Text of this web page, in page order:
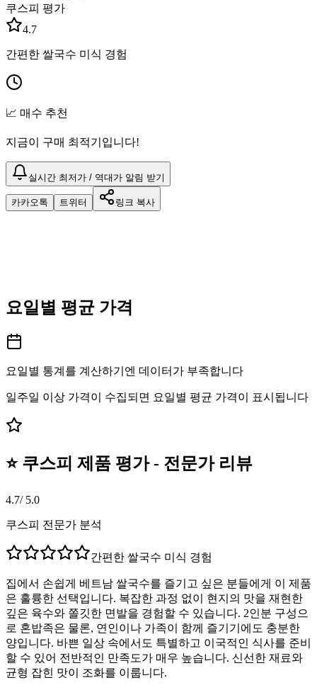
쿠스피 평가
4.7
간편한 쌀국수 미식 경험
📈 매수 추천
지금이 구매 최적기입니다!
실시간 최저가 / 역대가 알림 받기
카카오톡 트위터 링크 복사
요일별 평균 가격
요일별 통계를 계산하기엔 데이터가 부족합니다
일주일 이상 가격이 수집되면 요일별 평균 가격이 표시됩니다
⭐ 쿠스피 제품 평가 - 전문가 리뷰
4.7/ 5.0
쿠스피 전문가 분석
간편한 쌀국수 미식 경험
집에서 손쉽게 베트남 쌀국수를 즐기고 싶은 분들에게 이 제품
은 훌륭한 선택입니다. 복잡한 과정 없이 현지의 맛을 재현한
깊은 육수와 쫄깃한 면발을 경험할 수 있습니다. 2인분 구성으
로 혼밥족은 물론, 연인이나 가족이 함께 즐기기에도 충분한
양입니다. 바쁜 일상 속에서도 특별하고 이국적인 식사를 준비
할 수 있어 전반적인 만족도가 매우 높습니다. 신선한 재료와
균형 잡힌 맛이 조화를 이룹니다.